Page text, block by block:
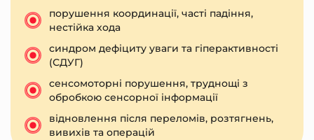
порушення координації, часті падіння,
нестійка хода
синдром дефіциту уваги та гіперактивності
(СДУГ)
сенсомоторні порушення, труднощі з
обробкою сенсорної інформації
відновлення після переломів, розтягнень,
вивихів та операцій